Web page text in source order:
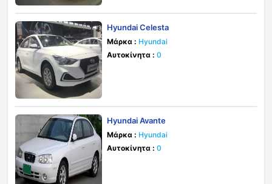
Hyundai Celesta
Μάρκα : Hyundai
Αυτοκίνητα : 0
Hyundai Avante
Μάρκα : Hyundai
Αυτοκίνητα : 0